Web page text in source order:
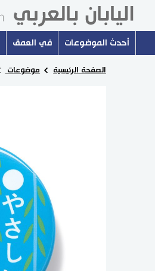
أحدث الموضوعات في العمق
الصفحة الرئيسية موضوعات